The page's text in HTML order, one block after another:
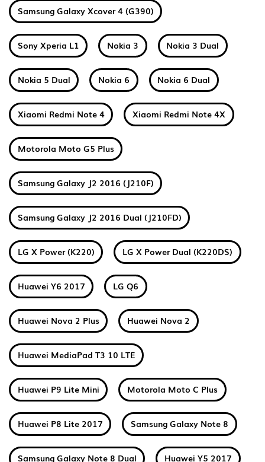
Samsung Galaxy Xcover 4 (G390)
Sony Xperia L1 Nokia 3 Nokia 3 Dual
Nokia 5 Dual Nokia 6 Nokia 6 Dual
Xiaomi Redmi Note 4 Xiaomi Redmi Note 4X
Motorola Moto G5 Plus
Samsung Galaxy J2 2016 (J210F)
Samsung Galaxy J2 2016 Dual (J210FD)
LG X Power (K220) LG X Power Dual (K220DS)
Huawei Y6 2017 LG Q6
Huawei Nova 2 Plus Huawei Nova 2
Huawei MediaPad T3 10 LTE
Huawei P9 Lite Mini Motorola Moto C Plus
Huawei P8 Lite 2017 Samsung Galaxy Note 8
Samsung Galaxy Note 8 Dual Huawei Y5 2017